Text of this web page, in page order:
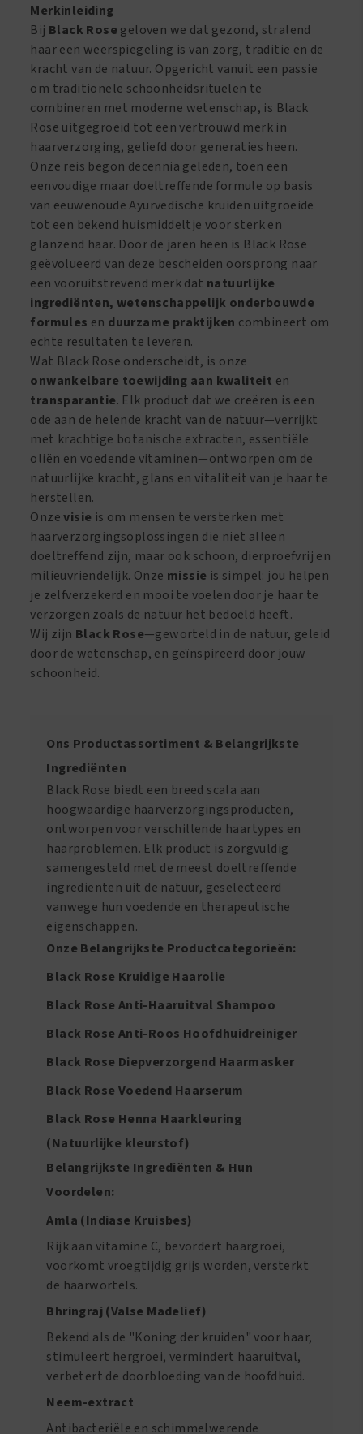
Merkinleiding
Bij Black Rose geloven we dat gezond, stralend
haar een weerspiegeling is van zorg, traditie en de
kracht van de natuur. Opgericht vanuit een passie
om traditionele schoonheidsrituelen te
combineren met moderne wetenschap, is Black
Rose uitgegroeid tot een vertrouwd merk in
haarverzorging, geliefd door generaties heen.
Onze reis begon decennia geleden, toen een
eenvoudige maar doeltreffende formule op basis
van eeuwenoude Ayurvedische kruiden uitgroeide
tot een bekend huismiddeltje voor sterk en
glanzend haar. Door de jaren heen is Black Rose
geëvolueerd van deze bescheiden oorsprong naar
een vooruitstrevend merk dat natuurlijke
ingrediënten, wetenschappelijk onderbouwde
formules en duurzame praktijken combineert om
echte resultaten te leveren.
Wat Black Rose onderscheidt, is onze
onwankelbare toewijding aan kwaliteit en
transparantie. Elk product dat we creëren is een
ode aan de helende kracht van de natuur—verrijkt
met krachtige botanische extracten, essentiële
oliën en voedende vitaminen—ontworpen om de
natuurlijke kracht, glans en vitaliteit van je haar te
herstellen.
Onzevisie is om mensen te versterken met
haarverzorgingsoplossingen die niet alleen
doeltreffend zijn, maar ook schoon, dierproefvrij en
milieuvriendelijk. Onze missie is simpel: jou helpen
je zelfverzekerd en mooi te voelen door je haar te
verzorgen zoals de natuur het bedoeld heeft.
Wij zijn Black Rose—geworteld in de natuur, geleid
door de wetenschap, en geïnspireerd door jouw
schoonheid.
Ons Productassortiment & Belangrijkste
Ingrediënten
Black Rose biedt een breed scala aan
hoogwaardige haarverzorgingsproducten,
ontworpen voor verschillende haartypes en
haarproblemen. Elk product is zorgvuldig
samengesteld met de meest doeltreffende
ingrediënten uit de natuur, geselecteerd
vanwege hun voedende en therapeutische
eigenschappen.
Onze Belangrijkste Productcategorieën:
Black Rose Kruidige Haarolie
Black Rose Anti-Haaruitval Shampoo
Black Rose Anti-Roos Hoofdhuidreiniger
Black Rose Diepverzorgend Haarmasker
Black Rose Voedend Haarserum
Black Rose Henna Haarkleuring
(Natuurlijke kleurstof)
Belangrijkste Ingrediënten & Hun
Voordelen:
Amla (Indiase Kruisbes)
Rijk aan vitamine C, bevordert haargroei,
voorkomt vroegtijdig grijs worden, versterkt
de haarwortels.
Bhringraj (Valse Madelief)
Bekend als de "Koning der kruiden" voor haar,
stimuleert hergroei, vermindert haaruitval,
verbetert de doorbloeding van de hoofdhuid.
Neem-extract
Antibacteriële en schimmelwerende